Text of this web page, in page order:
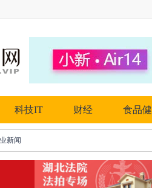
科技IT 财经 食品
新闻